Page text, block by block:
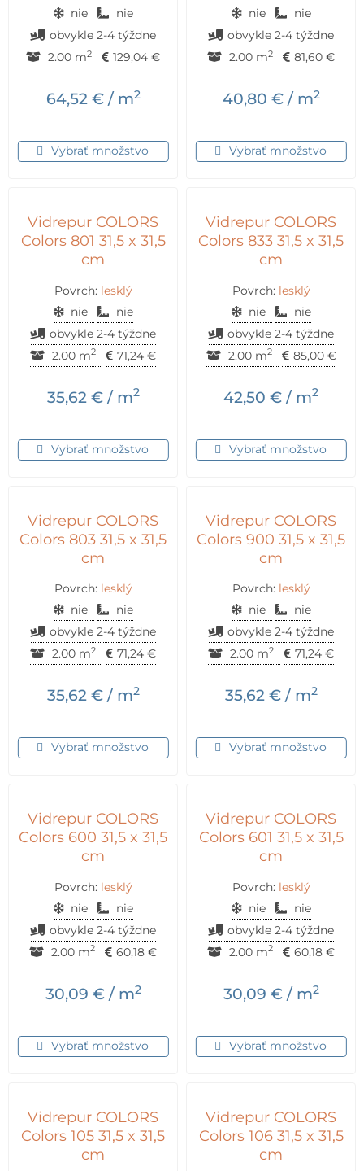
nie
nie
obvykle 2-4 týždne
2.00 m2 129,04 €
64,52 €/ m2
Vybrať množstvo
nie
nie
obvykle 2-4 týždne
2.00 m2 81,60 €
40,80 €/ m2
Vybrať množstvo
Vidrepur COLORS
Colors 801 31,5 x 31,5
cm
Povrch: lesklý
nie
nie
obvykle 2-4 týždne
2.00 m2 71,24 €
35,62 €/ m2
Vybrať množstvo
Vidrepur COLORS
Colors 833 31,5 x 31,5
cm
Povrch: lesklý
nie
nie
obvykle 2-4 týždne
2.00 m2 85,00 €
42,50 € / m2
Vybrať množstvo
Vidrepur COLORS
Colors 803 31,5 x 31,5
cm
Povrch: lesklý
nie
nie
obvykle 2-4 týždne
2.00 m2 71,24 €
35,62 €/ m2
Vybrať množstvo
Vidrepur COLORS
Colors 900 31,5 x 31,5
cm
Povrch: lesklý
nie
nie
obvykle 2-4 týždne
2.00 m2 71,24 €
35,62 €/ m2
Vybrať množstvo
Vidrepur COLORS
Colors 600 31,5 x 31,5
cm
Povrch: lesklý
nie
nie
obvykle 2-4 týždne
2.00 m2 60,18 €
30,09 €/ m2
Vybrať množstvo
Vidrepur COLORS
Colors 601 31,5 x 31,5
cm
Povrch: lesklý
nie
nie
obvykle 2-4 týždne
2.00 m2 60,18 €
30,09 €/ m2
Vybrať množstvo
Vidrepur COLORS
Colors 105 31,5 x 31,5
cm
Vidrepur COLORS
Colors 106 31,5 x 31,5
cm